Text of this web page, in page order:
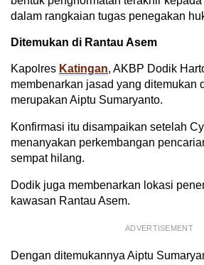
dalam rangkaian tugas penegakan
Ditemukan di Rantau Asem
Kapolres Katingan, AKBP Dodik
membenarkan jasad yang ditemukan
merupakan Aiptu Sumaryanto.
Konfirmasi itu disampaikan setelah
menanyakan perkembangan
sempat hilang.
Dodik juga membenarkan lokasi
kawasan Rantau Asem.
ADVERTISEMENT
Dengan ditemukannya Aiptu